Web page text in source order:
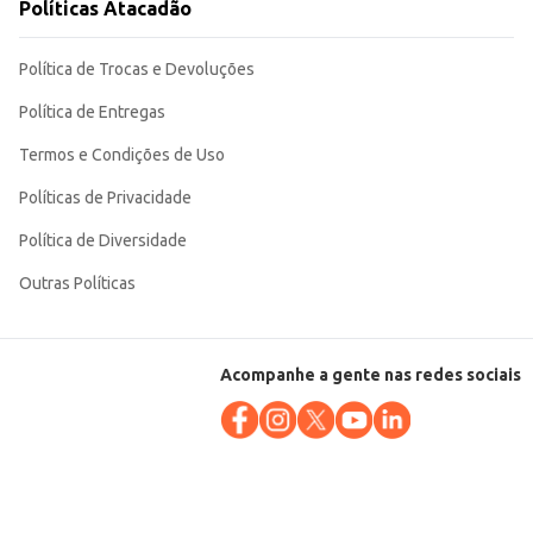
Políticas Atacadão
Política de Trocas e Devoluções
Política de Entregas
Termos e Condições de Uso
Políticas de Privacidade
Política de Diversidade
Outras Políticas
Acompanhe a gente nas redes sociais